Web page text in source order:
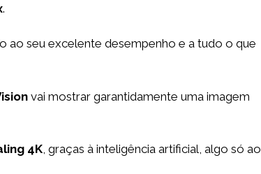
.
ao seu excelente desempenho e a tudo o que
vai mostrar garantidamente uma imagem
4K, graças à inteligência artificial, algo só ao